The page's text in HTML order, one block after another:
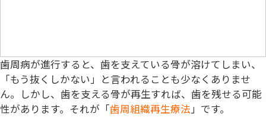
歯周病が進行すると、歯を支えている骨が溶けてしまい、
「もう抜くしかない」と言われることも少なくありませ
ん。しかし、歯を支える骨が再生すれば、歯を残せる可能
性があります。それが「歯周組織再生療法」です。